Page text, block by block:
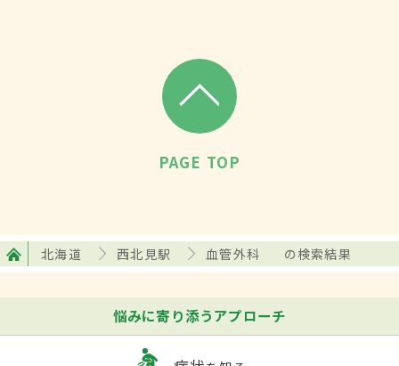
PAGE TOP
北海道 西北見駅 血管外科 の検索結果
悩みに寄り添うアプローチ